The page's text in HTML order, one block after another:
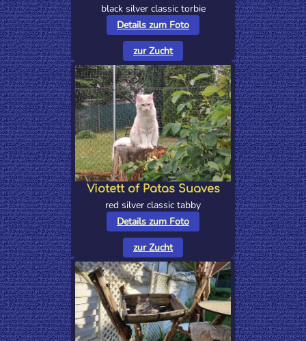
black silver classic torbie
Details zum Foto
zur Zucht
Viotett of Patas Suaves
red silver classic tabby
Details zum Foto
zur Zucht